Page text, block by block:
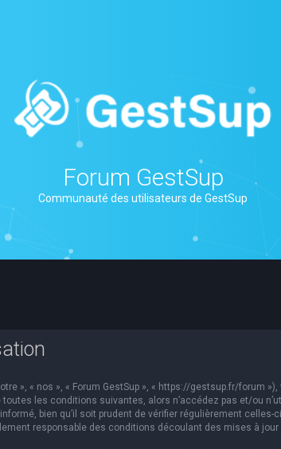
Forum GestSup
Communauté des utilisateurs de GestSup
», « nos », « Forum GestSup », « https://gestsup.fr/forum
les conditions suivantes, alors n’accédez pas et/ou
bien qu’il soit prudent de vérifier régulièrement celles-
responsable des conditions découlant des mises à